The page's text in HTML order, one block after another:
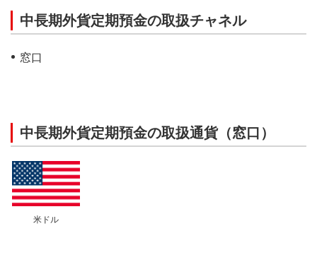
中長期外貨定期預金の取扱チャネル
窓口
中長期外貨定期預金の取扱通貨（窓口）
米ドル